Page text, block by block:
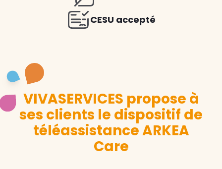
CESU accepté
VIVASERVICES propose à
ses clients le dispositif de
téléassistance ARKEA
Care